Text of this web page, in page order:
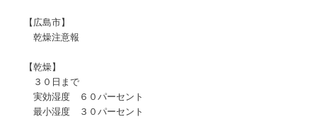
【広島市】
乾燥注意報
【乾燥】
３０日まで
実効湿度 ６０パーセント
最小湿度 ３０パーセント